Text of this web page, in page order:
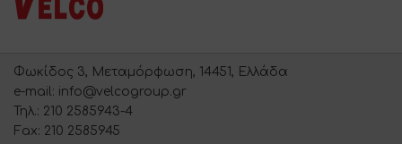
Φωκίδος 3, Μεταμόρφωση, 14451, Ελλάδα
e-mail: info@velcogroup.gr
Τηλ.: 210 2585943-4
Fax: 210 2585945